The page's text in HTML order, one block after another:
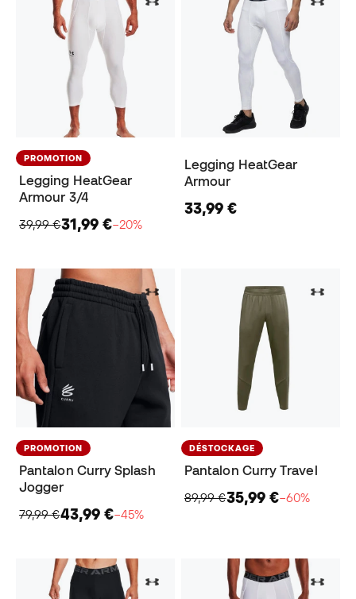
PROMOTION
Legging HeatGear
Armour 3/4
39,99 €31,99 €−20%
Legging HeatGear
Armour
33,99 €
PROMOTION
Pantalon Curry Splash
Jogger
79,99 €43,99 €−45%
DÉSTOCKAGE
Pantalon Curry Travel
89,99 €35,99 €−60%